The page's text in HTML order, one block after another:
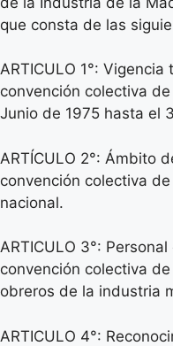
que consta de las
ARTICULO 1°:
convención colectiva
Junio de 1975 hasta el
ARTÍCULO 2°: Ámbito
convención colectiva
nacional.
ARTICULO 3°:
convención colectiva
obreros de la industria
ARTICULO 4°: